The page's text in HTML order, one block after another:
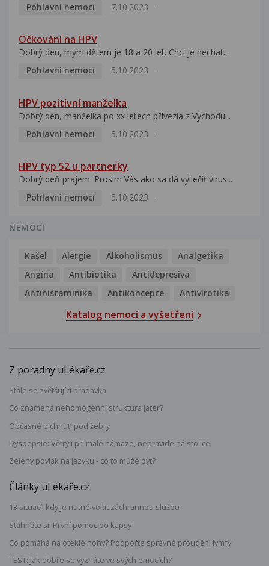
Pohlavní nemoci
7.10.2023
Očkování na HPV
Dobrý den, mým dětem je 18 a 20 let. Chci je nechat...
Pohlavní nemoci
5.10.2023
HPV pozitivní manželka
Dobrý den, manželka po xx letech přivezla z Východu...
Pohlavní nemoci
5.10.2023
HPV typ 52 u partnerky
Dobrý deň prajem. Prosím Vás ako sa dá vyliečiť vírus...
Pohlavní nemoci
5.10.2023
NEMOCI
Kašel Alergie Alkoholismus
Analgetika
Angína
Antibiotika
Antidepresiva
Antihistaminika
Antikoncepce Antivirotika
Katalog nemocí a vyšetření
Z poradny uLékaře.cz
Stále se zvětšující bradavka
Co znamená nehomogenní struktura jater?
Občasné píchnutí pod žebry
Dyspepsie: Větry i při malé námaze, nepravidelná stolice
Zelený povlak na jazyku - co to může být?
Články uLékaře.cz
13 situací, kdy je nutné volat záchrannou službu
Stáhněte si: První pomoc do kapsy
Co pomáhá na oteklé nohy? Podpořte správné proudění lymfy
TEST: Jak dobře se vyznáte ve svých emocích?